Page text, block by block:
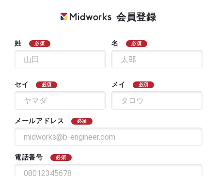
会員登録
姓 必須 名 必須
セイ 必須 メイ 必須
メールアドレス 必須
電話番号 必須